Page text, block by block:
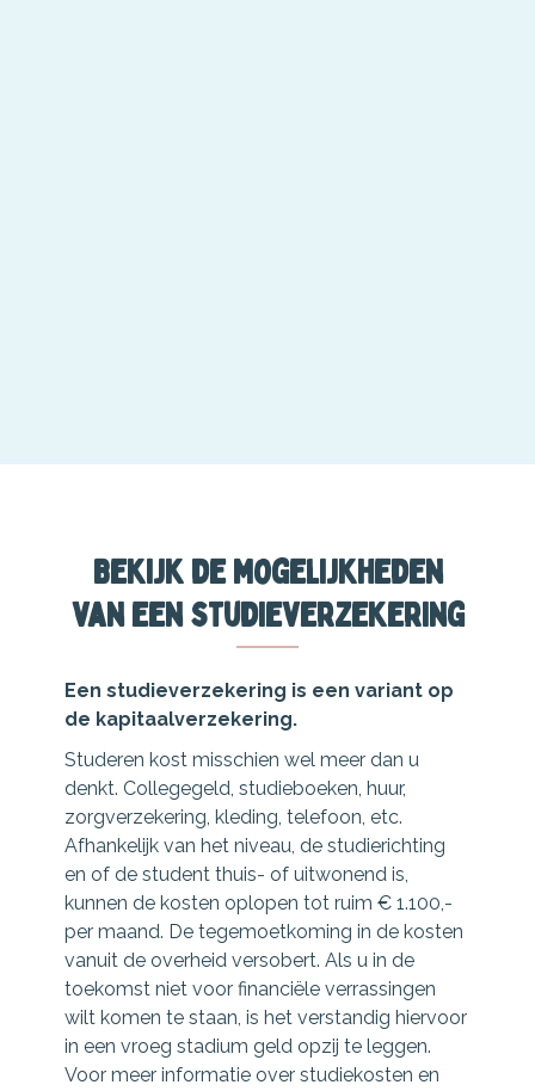
Bekijk de mogelijkheden
van een studieverzekering
Een studieverzekering is een variant op
de kapitaalverzekering.
Studeren kost misschien wel meer dan u
denkt. Collegegeld, studieboeken, huur,
zorgverzekering, kleding, telefoon, etc.
Afhankelijk van het niveau, de studierichting
en of de student thuis- of uitwonend is,
kunnen de kosten oplopen tot ruim € 1.100,-
per maand. De tegemoetkoming in de kosten
vanuit de overheid versobert. Als u in de
toekomst niet voor financiële verrassingen
wilt komen te staan, is het verstandig hiervoor
in een vroeg stadium geld opzij te leggen.
Voor meer informatie over studiekosten en